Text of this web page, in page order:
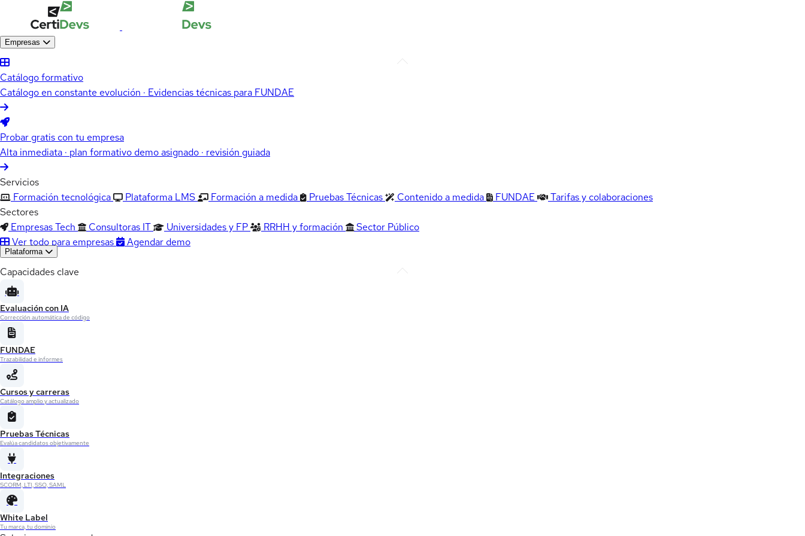
Empresas
Catálogo formativo
Catálogo en constante evolución · Evidencias técnicas para FUNDAE
Probar gratis con tu empresa
Alta inmediata · plan formativo demo asignado · revisión guiada
Servicios
Formación tecnológica
Plataforma LMS Formación a medida Pruebas Técnicas Contenido a medida FUNDAE
Tarifas y colaboraciones
Sectores
Empresas Tech
Consultoras IT Universidades y FP RRHH y formación
Sector Público
Ver todo para empresas
Agendar demo
Plataforma
Capacidades clave
Evaluación con IA
Corrección automática de código
FUNDAE
Trazabilidad e informes
Cursos y carreras
Catálogo amplio y actualizado
Pruebas Técnicas
Evalúa candidatos objetivamente
Integraciones
SCORM, LTI, SSO, SAML
White Label
Tu marca, tu dominio